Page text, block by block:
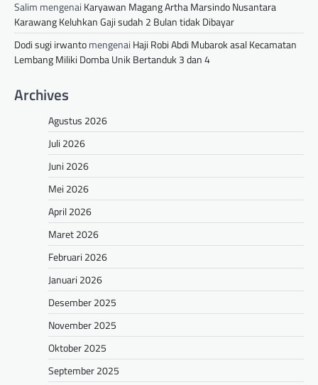
Salim mengenai Karyawan Magang Artha Marsindo Nusantara
Karawang Keluhkan Gaji sudah 2 Bulan tidak Dibayar
Dodi sugi irwantomengenai Haji Robi Abdi Mubarok asal Kecamatan
Lembang Miliki Domba Unik Bertanduk 3 dan 4
Archives
Agustus 2026
Juli 2026
Juni 2026
Mei 2026
April 2026
Maret 2026
Februari 2026
Januari 2026
Desember 2025
November 2025
Oktober 2025
September 2025